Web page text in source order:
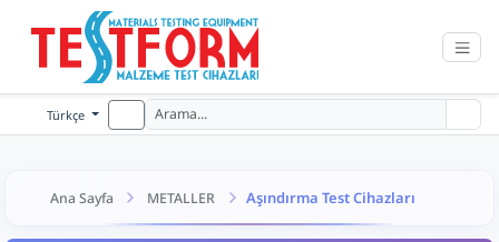
Türkçe
Ana Sayfa METALLER Aşındırma Test Cihazları